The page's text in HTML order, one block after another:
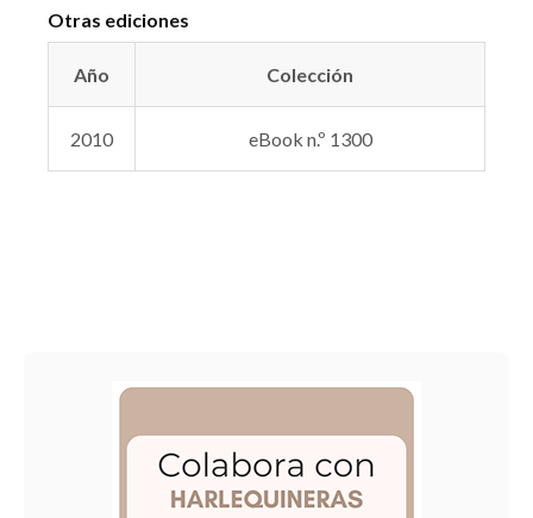
Otras ediciones
Año Colección
2010 eBook n.º 1300